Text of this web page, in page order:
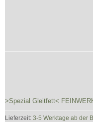
>Spezial Gleitfett<
Lieferzeit: 3-5 Werktage ab der